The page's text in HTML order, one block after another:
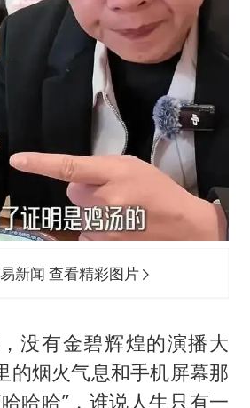
新闻 查看精彩图片
没有金碧辉煌的演播大
的烟火气息和手机屏幕那
哈哈”，谁说人生只有一